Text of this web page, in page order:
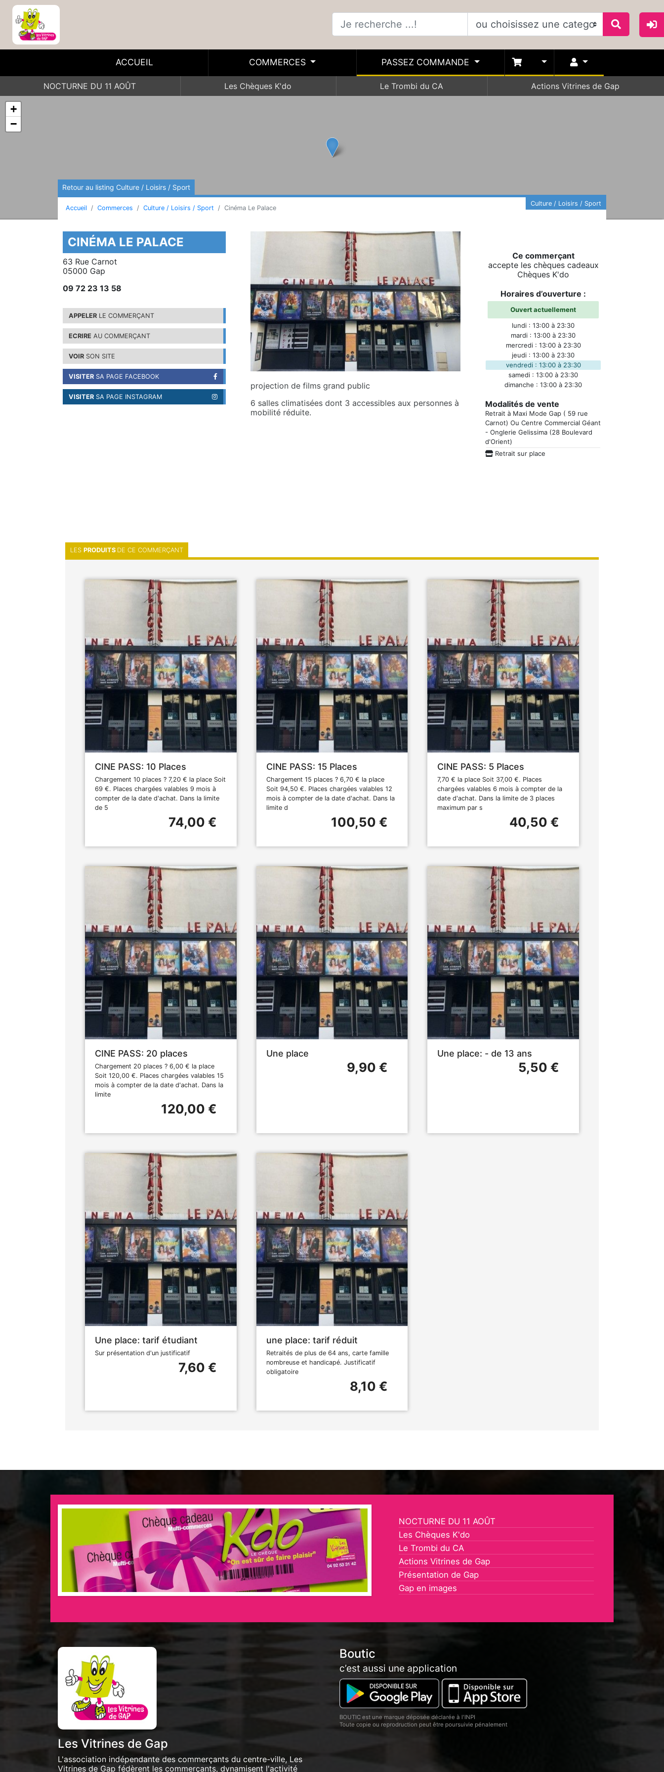
ACCUEIL COMMERCES PASSEZ COMMANDE
NOCTURNE DU 11 AOÛT Les Chèques K'do Le Trombi du CA Actions Vitrines de Gap
+
−
Retour au listing Culture / Loisirs / Sport
Culture / Loisirs / Sport
Accueil Commerces Culture / Loisirs / Sport Cinéma Le Palace
CINÉMA LE PALACE
63 Rue Carnot
05000 Gap
09 72 23 13 58
APPELER LE COMMERÇANT
ECRIRE AU COMMERÇANT
VOIR SON SITE
VISITER SA PAGE FACEBOOK
VISITER SA PAGE INSTAGRAM
projection de films grand public
6 salles climatisées dont 3 accessibles aux personnes à
mobilité réduite.
Ce commerçant
accepte les chèques cadeaux
Chèques K'do
Horaires d’ouverture :
Ouvert actuellement
lundi : 13:00 à 23:30
mardi : 13:00 à 23:30
mercredi : 13:00 à 23:30
jeudi : 13:00 à 23:30
vendredi : 13:00 à 23:30
samedi : 13:00 à 23:30
dimanche : 13:00 à 23:30
Modalités de vente
Retrait à Maxi Mode Gap ( 59 rue
Carnot) Ou Centre Commercial Géant
- Onglerie Gelissima (28 Boulevard
d'Orient)
Retrait sur place
LES PRODUITS DE CE COMMERÇANT
CINE PASS: 10 Places
Chargement 10 places ? 7,20 € la place Soit
69 €. Places chargées valables 9 mois à
compter de la date d'achat. Dans la limite
de 5
74,00 €
CINE PASS: 15 Places
Chargement 15 places ? 6,70 € la place
Soit 94,50 €. Places chargées valables 12
mois à compter de la date d'achat. Dans la
limite d
100,50 €
CINE PASS: 5 Places
7,70 € la place Soit 37,00 €. Places
chargées valables 6 mois à compter de la
date d'achat. Dans la limite de 3 places
maximum par s
40,50 €
CINE PASS: 20 places
Chargement 20 places ? 6,00 € la place
Soit 120,00 €. Places chargées valables 15
mois à compter de la date d'achat. Dans la
limite
120,00 €
Une place
9,90 €
Une place: - de 13 ans
5,50 €
Une place: tarif étudiant
Sur présentation d'un justificatif
7,60 €
une place: tarif réduit
Retraités de plus de 64 ans, carte famille
nombreuse et handicapé. Justificatif
obligatoire
8,10 €
NOCTURNE DU 11 AOÛT
Les Chèques K'do
Le Trombi du CA
Actions Vitrines de Gap
Présentation de Gap
Gap en images
Les Vitrines de Gap
L'association indépendante des commerçants du centre-ville, Les
Vitrines de Gap fédèrent les commerçants, dynamisent l'activité
Boutic
c’est aussi une application
BOUTIC est une marque déposée déclarée à l'INPI
Toute copie ou reprodruction peut être poursuivie pénalement